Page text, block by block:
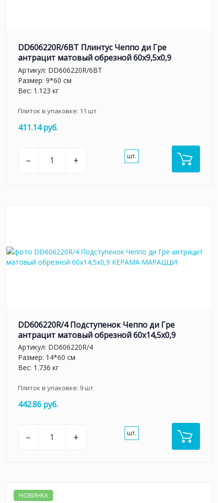
DD606220R/6BT Плинтус Чеппо ди Гре
антрацит матовый обрезной 60x9,5x0,9
Артикул: DD606220R/6BT
Размер: 9*60 см
Вес: 1.123 кг
Плиток в упаковке: 11 шт
411.14 руб.
– + шт.
DD606220R/4 Подступенок Чеппо ди Гре
антрацит матовый обрезной 60x14,5x0,9
Артикул: DD606220R/4
Размер: 14*60 см
Вес: 1.736 кг
Плиток в упаковке: 9шт
442.86 руб.
– + шт.
НОВИНКА